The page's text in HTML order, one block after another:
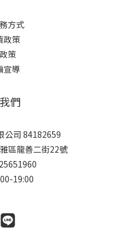
方式
政策
策
宣導
們
公司 84182659
區龍善二街22號
19:00